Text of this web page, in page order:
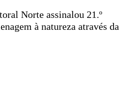
Norte assinalou 21.º
à natureza através da